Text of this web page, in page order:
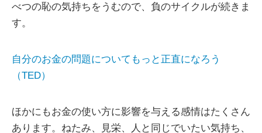
べつの恥の気持ちをうむので、負のサイクルが続きま
す。
自分のお金の問題についてもっと正直になろう
（TED）
ほかにもお金の使い方に影響を与える感情はたくさん
あります。ねたみ、見栄、人と同じでいたい気持ち、